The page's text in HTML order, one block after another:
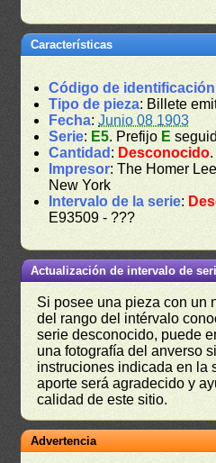
Características
Código de identificación
Tipo de pieza: Billete
Fecha:Junio 08 1903
Serie: E5. Prefijo E
Cantidad : Desconocido.
Impresor: The Homer
New York
Intervalo de la serie:
E93509 - ???
Actualización de intervalo de
Si posee una pieza con un
del rango del intérvalo
serie desconocido, puede
una fotografía del anverso
instruciones indicada en la
aporte será agradecido y
calidad de este sitio.
Advertencia